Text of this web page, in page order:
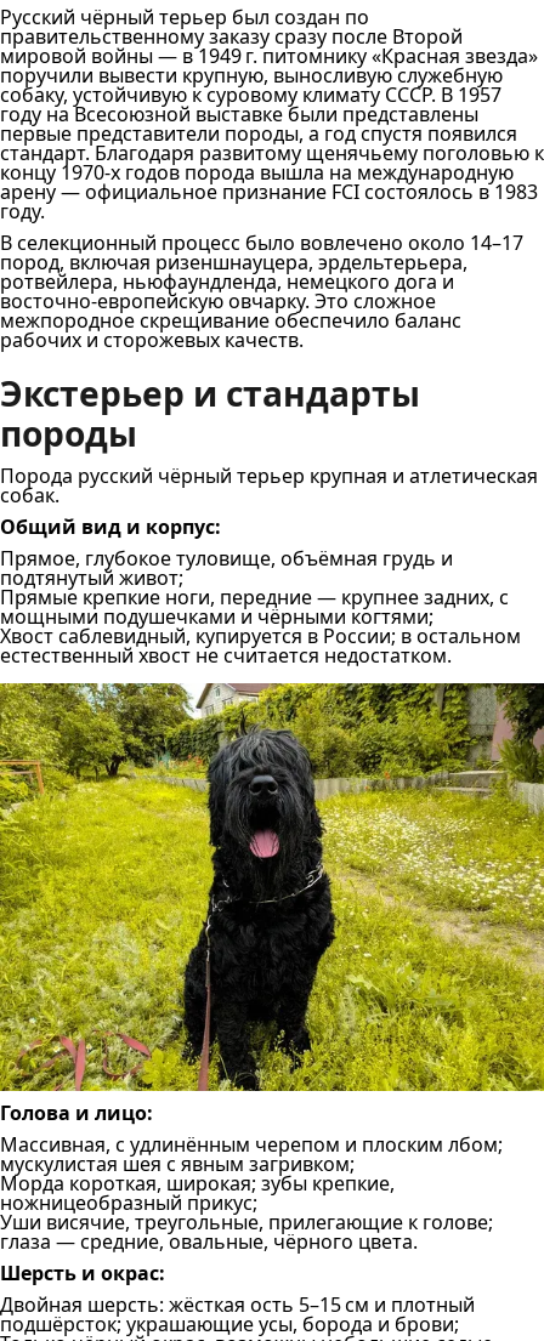
Русский чёрный терьер был создан по
правительственному заказу сразу после Второй
мировой войны — в 1949 г. питомнику «Красная звезда»
поручили вывести крупную, выносливую служебную
собаку, устойчивую к суровому климату СССР. В 1957
году на Всесоюзной выставке были представлены
первые представители породы, а год спустя появился
стандарт. Благодаря развитому щенячьему поголовью к
концу 1970‑х годов порода вышла на международную
арену — официальное признание FCI состоялось в 1983
году.
В селекционный процесс было вовлечено около 14–17
пород, включая ризеншнауцера, эрдельтерьера,
ротвейлера, ньюфаундленда, немецкого дога и
восточно‑европейскую овчарку. Это сложное
межпородное скрещивание обеспечило баланс
рабочих и сторожевых качеств.
Экстерьер и стандарты
породы
Порода русский чёрный терьер крупная и атлетическая
собак.
Общий вид и корпус:
Прямое, глубокое туловище, объёмная грудь и
подтянутый живот;
Прямые крепкие ноги, передние — крупнее задних, с
мощными подушечками и чёрными когтями;
Хвост саблевидный, купируется в России; в остальном
естественный хвост не считается недостатком.
Голова и лицо:
Массивная, с удлинённым черепом и плоским лбом;
мускулистая шея с явным загривком;
Морда короткая, широкая; зубы крепкие,
ножницеобразный прикус;
Уши висячие, треугольные, прилегающие к голове;
глаза — средние, овальные, чёрного цвета.
Шерсть и окрас:
Двойная шерсть: жёсткая ость 5–15 см и плотный
подшёрсток; украшающие усы, борода и брови;